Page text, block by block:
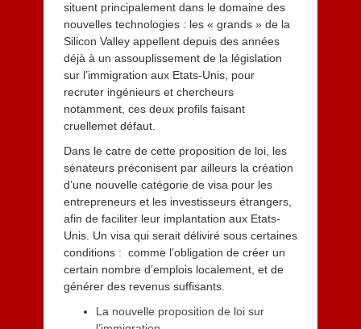
situent principalement dans le domaine des
nouvelles technologies : les « grands » de la
Silicon Valley appellent depuis des années
déjà à un assouplissement de la législation
sur l’immigration aux Etats-Unis, pour
recruter ingénieurs et chercheurs
notamment, ces deux profils faisant
cruellemet défaut.
Dans le catre de cette proposition de loi, les
sénateurs préconisent par ailleurs la création
d’une nouvelle catégorie de visa pour les
entrepreneurs et les investisseurs étrangers,
afin de faciliter leur implantation aux Etats-
Unis. Un visa qui serait déliviré sous certaines
conditions : comme l’obligation de créer un
certain nombre d’emplois localement, et de
générer des revenus suffisants.
La nouvelle proposition de loi sur